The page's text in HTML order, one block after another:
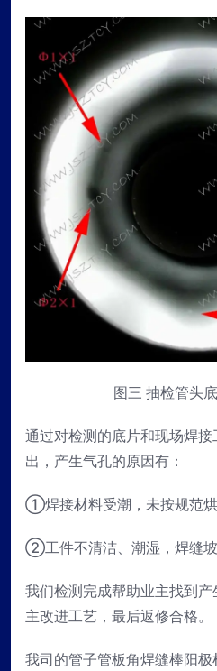
图三 抽检管头
通过对检测的底片和现场焊
出，产生气孔的原因有：
①焊接材料受潮，未按规范烘
②工件不清洁、潮湿，焊缝坡
我们检测完成帮助业主找到
主改进工艺，最后返修合格。
我司的管子管板角焊缝棒阳